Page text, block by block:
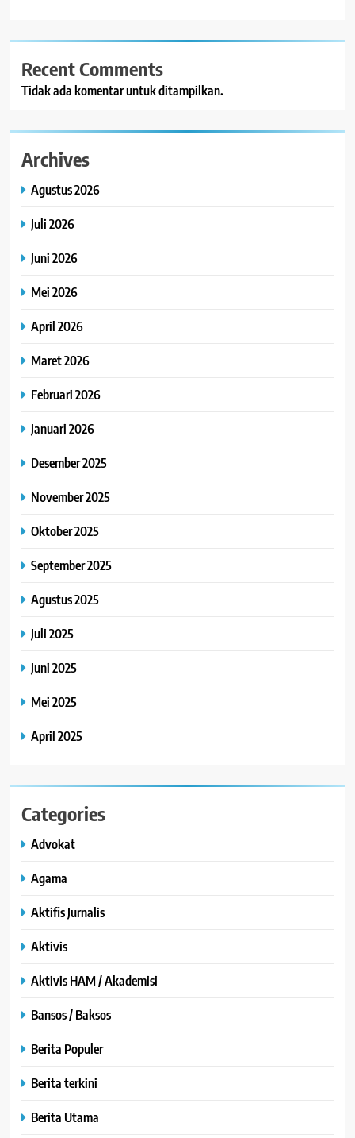
Recent Comments
Tidak ada komentar untuk ditampilkan.
Archives
Agustus 2026
Juli 2026
Juni 2026
Mei 2026
April 2026
Maret 2026
Februari 2026
Januari 2026
Desember 2025
November 2025
Oktober 2025
September 2025
Agustus 2025
Juli 2025
Juni 2025
Mei 2025
April 2025
Categories
Advokat
Agama
Aktifis Jurnalis
Aktivis
Aktivis HAM / Akademisi
Bansos / Baksos
Berita Populer
Berita terkini
Berita Utama